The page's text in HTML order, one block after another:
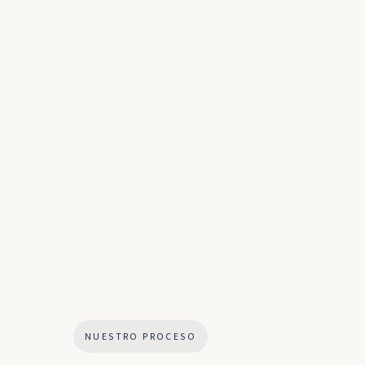
NUESTRO PROCESO